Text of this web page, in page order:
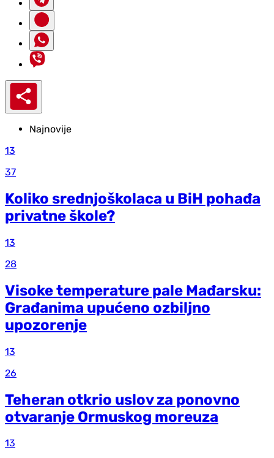
Najnovije
13
37
Koliko srednjoškolaca u BiH pohađa
privatne škole?
13
28
Visoke temperature pale Mađarsku:
Građanima upućeno ozbiljno
upozorenje
13
26
Teheran otkrio uslov za ponovno
otvaranje Ormuskog moreuza
13